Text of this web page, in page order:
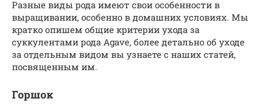
Разные виды рода имеют свои особенности в
выращивании, особенно в домашних условиях. Мы
кратко опишем общие критерии ухода за
суккулентами рода Agave, более детально об уходе
за отдельным видом вы узнаете с наших статей,
посвященным им.
Горшок